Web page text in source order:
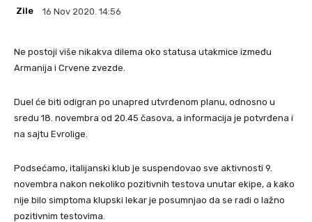
Zile 16 Nov 2020. 14:56
Ne postoji više nikakva dilema oko statusa utakmice između
Armanija i Crvene zvezde.
Duel će biti odigran po unapred utvrđenom planu, odnosno u
sredu 18. novembra od 20.45 časova, a informacija je potvrđena i
na sajtu Evrolige.
Podsećamo, italijanski klub je suspendovao sve aktivnosti 9.
novembra nakon nekoliko pozitivnih testova unutar ekipe, a kako
nije bilo simptoma klupski lekar je posumnjao da se radi o lažno
pozitivnim testovima.